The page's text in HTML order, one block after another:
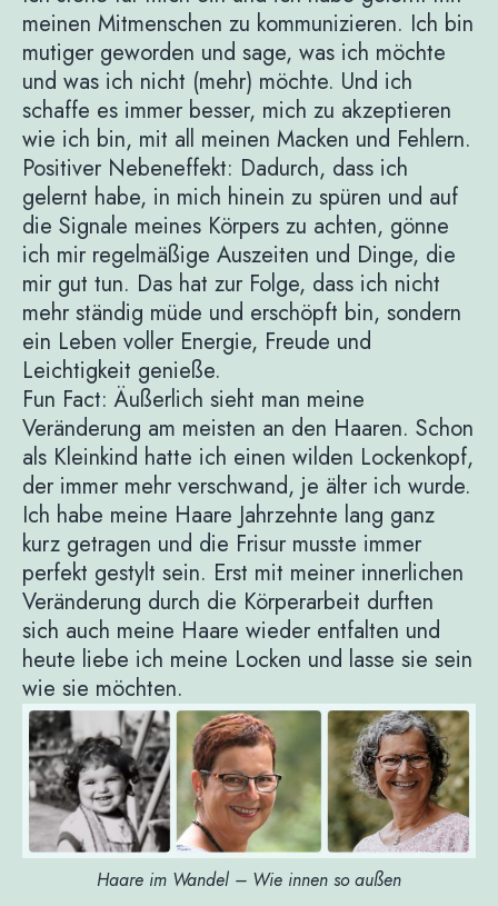
meinen Mitmenschen zu kommunizieren. Ich bin
mutiger geworden und sage, was ich möchte
und was ich nicht (mehr) möchte. Und ich
schaffe es immer besser, mich zu akzeptieren
wie ich bin, mit all meinen Macken und Fehlern.
Positiver Nebeneffekt: Dadurch, dass ich
gelernt habe, in mich hinein zu spüren und auf
die Signale meines Körpers zu achten, gönne
ich mir regelmäßige Auszeiten und Dinge, die
mir gut tun. Das hat zur Folge, dass ich nicht
mehr ständig müde und erschöpft bin, sondern
ein Leben voller Energie, Freude und
Leichtigkeit genieße.
Fun Fact: Äußerlich sieht man meine
Veränderung am meisten an den Haaren. Schon
als Kleinkind hatte ich einen wilden Lockenkopf,
der immer mehr verschwand, je älter ich wurde.
Ich habe meine Haare Jahrzehnte lang ganz
kurz getragen und die Frisur musste immer
perfekt gestylt sein. Erst mit meiner innerlichen
Veränderung durch die Körperarbeit durften
sich auch meine Haare wieder entfalten und
heute liebe ich meine Locken und lasse sie sein
wie sie möchten.
Haare im Wandel – Wie innen so außen